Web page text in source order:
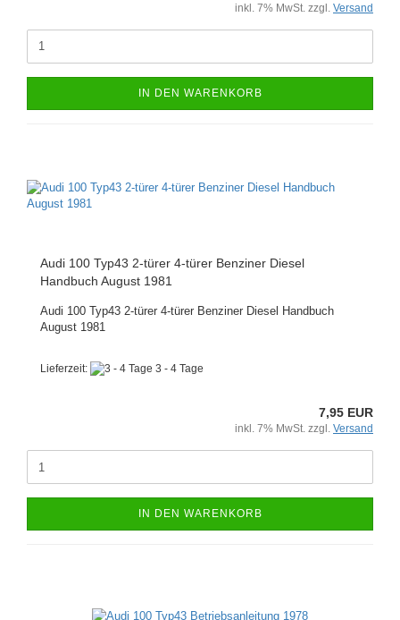
inkl. 7% MwSt. zzgl. Versand
IN DEN WARENKORB
Audi 100 Typ43 2-türer 4-türer Benziner Diesel
Handbuch August 1981
Audi 100 Typ43 2-türer 4-türer Benziner Diesel Handbuch
August 1981
Lieferzeit: 3 - 4 Tage
7,95 EUR
inkl. 7% MwSt. zzgl. Versand
IN DEN WARENKORB